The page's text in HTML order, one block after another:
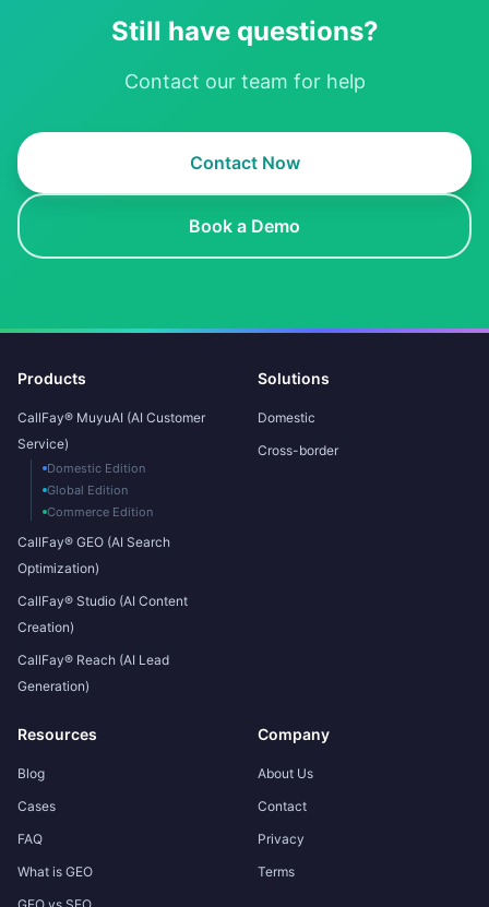
Still have questions?
Contact our team for help
Contact Now
Book a Demo
Products
CallFay® MuyuAI (AI Customer
Service)
Domestic Edition
Global Edition
Commerce Edition
CallFay® GEO (AI Search
Optimization)
CallFay® Studio (AI Content
Creation)
CallFay® Reach (AI Lead
Generation)
Solutions
Domestic
Cross-border
Resources
Blog
Cases
FAQ
What is GEO
Company
About Us
Contact
Privacy
Terms